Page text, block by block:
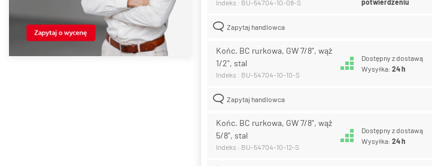
Indeks : BU-54704-10-08-S
potwierdzeniu
Zapytaj handlowca
Końc. BC rurkowa, GW 7/8", wąż
1/2", stal
Indeks : BU-54704-10-10-S
Dostępny z dostawą
Wysyłka:24 h
Zapytaj handlowca
Końc. BC rurkowa, GW 7/8", wąż
5/8", stal
Indeks : BU-54704-10-12-S
Dostępny z dostawą
Wysyłka:24 h